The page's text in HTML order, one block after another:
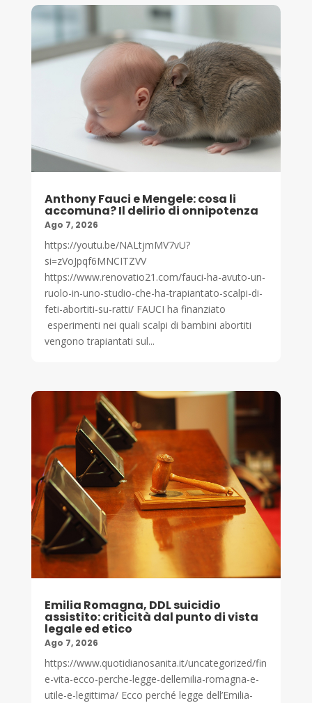
Anthony Fauci e Mengele: cosa li
accomuna? Il delirio di onnipotenza
Ago 7, 2026
https://youtu.be/NALtjmMV7vU?
si=zVoJpqf6MNCITZVV
https://www.renovatio21.com/fauci-ha-avuto-un-
ruolo-in-uno-studio-che-ha-trapiantato-scalpi-di-
feti-abortiti-su-ratti/ FAUCI ha finanziato
esperimenti nei quali scalpi di bambini abortiti
vengono trapiantati sul...
Emilia Romagna, DDL suicidio
assistito: criticità dal punto di vista
legale ed etico
Ago 7, 2026
https://www.quotidianosanita.it/uncategorized/fin
e-vita-ecco-perche-legge-dellemilia-romagna-e-
utile-e-legittima/ Ecco perché legge dell’Emilia-